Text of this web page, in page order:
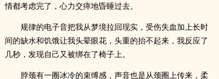
情都考虑完了，心力交瘁地昏睡过去。
规律的电子音把我从梦境拉回现实，受伤失血加上长时
间的缺水和饥饿让我头晕眼花，头重的抬不起来，我反应了
几秒，发现自己又被绑在了椅子上。
脖颈有一圈冰冷的束缚感，声音也是从颈圈上传来，柔